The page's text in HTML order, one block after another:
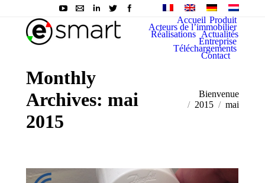
Accueil Produit
Acteurs de l’immobilier
Réalisations Actualités
Entreprise
Téléchargements
Contact
Monthly
Archives: mai
2015
You are here:
Bienvenue
2015
mai